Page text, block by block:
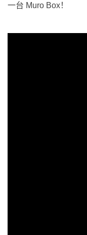
一台 Muro Box！